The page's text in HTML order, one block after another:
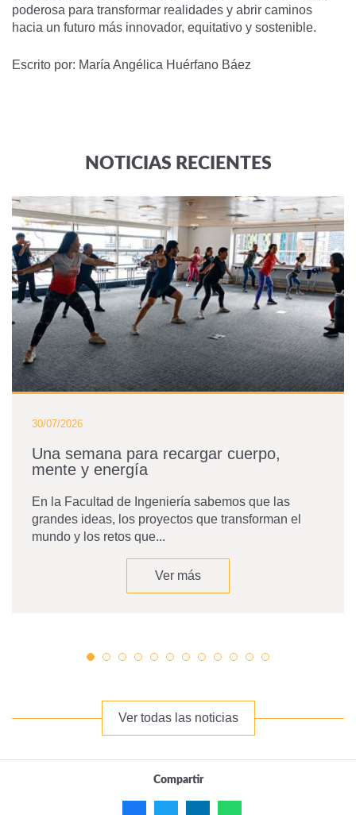
poderosa para transformar realidades y abrir caminos
hacia un futuro más innovador, equitativo y sostenible.
Escrito por: María Angélica Huérfano Báez
NOTICIAS RECIENTES
30/07/2026
Una semana para recargar cuerpo,
mente y energía
En la Facultad de Ingeniería sabemos que las
grandes ideas, los proyectos que transforman el
mundo y los retos que...
Ver más
Ver todas las noticias
Compartir